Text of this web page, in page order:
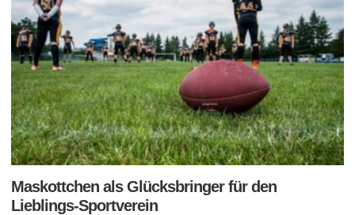
Maskottchen als Glücksbringer für den
Lieblings-Sportverein